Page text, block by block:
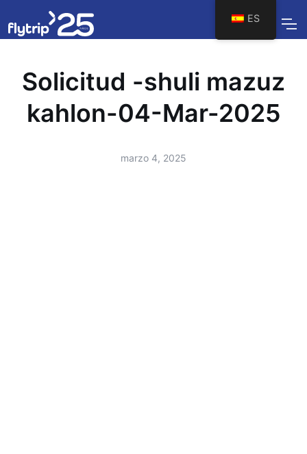
Solicitud -shuli mazuz
kahlon-04-Mar-2025
marzo 4, 2025
ES